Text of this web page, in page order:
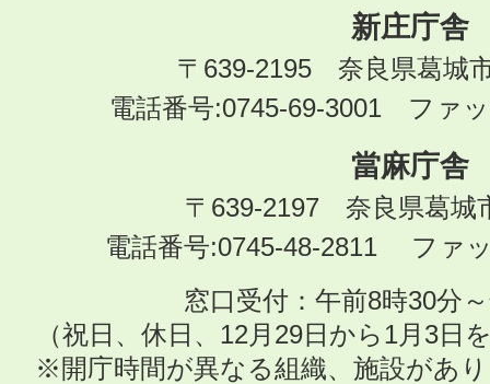
新庄庁舎
〒639-2195 奈良県葛城
電話番号:0745-69-3001 ファ
當麻庁舎
〒639-2197 奈良県葛城
電話番号:0745-48-2811 ファ
窓口受付：午前8時30分
（祝日、休日、12月29日から1月3日
※開庁時間が異なる組織、施設があ